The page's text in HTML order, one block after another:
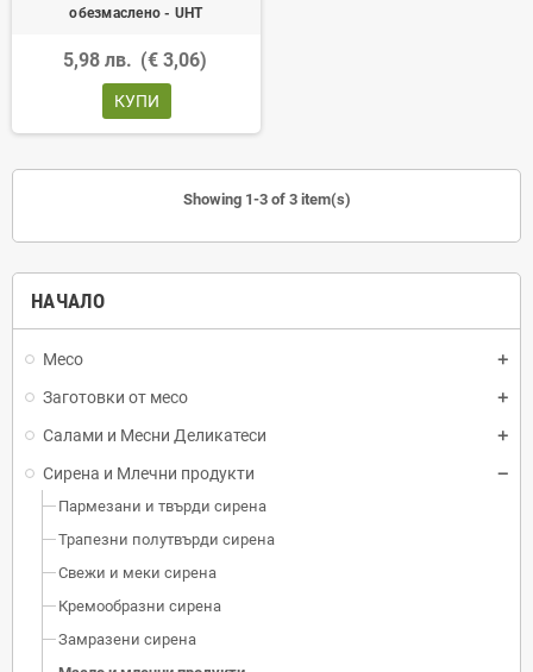
НАЧАЛО
Месо
Заготовки от месо
Салами и Месни Деликатеси
Сирена и Млечни продукти
Пармезани и твърди сирена
Трапезни полутвърди сирена
Свежи и меки сирена
Кремообразни сирена
Замразени сирена
обезмаслено - UHT
5,98 лв. (€ 3,06)
КУПИ
Showing 1-3 of 3 item(s)